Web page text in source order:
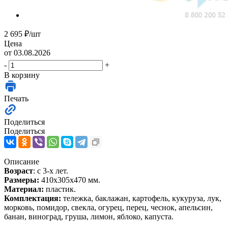
2 695 ₽/шт
Цена
от 03.08.2026
-
+
В корзину
Печать
Поделиться
Поделиться
Описание
Возраст: с 3-х лет.
Размеры: 410х305х470 мм.
Материал: пластик.
Комплектация: тележка, баклажан, картофель, кукуруза, лук,
морковь, помидор, свекла, огурец, перец, чеснок, апельсин,
банан, виноград, груша, лимон, яблоко, капуста.